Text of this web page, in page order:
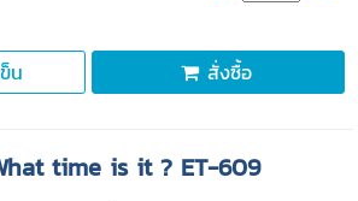
น สั่งซื้อ
time is it ? ET-609